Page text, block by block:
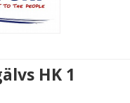
HK 1